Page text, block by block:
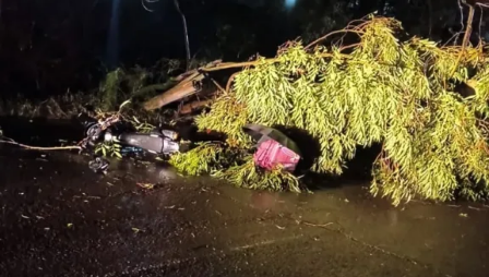
ciência do edital”, lembra o secretário.
Sustentabilidade
Além disso, o prefeito Busato revelou que é planejado um
investimento em ônibus elétricos. “Faremos uma
proposta para que o recurso que a empresa vencedora da
licitação deve depositar para o Fundo Municipal de
Transportes vá para a aquisição de alguns ônibus
elétricos. É uma forma de começarmos a ter uma frota
realmente sustentável, sem custo de combustível fóssil,
por exemplo”, garantiu o prefeito.